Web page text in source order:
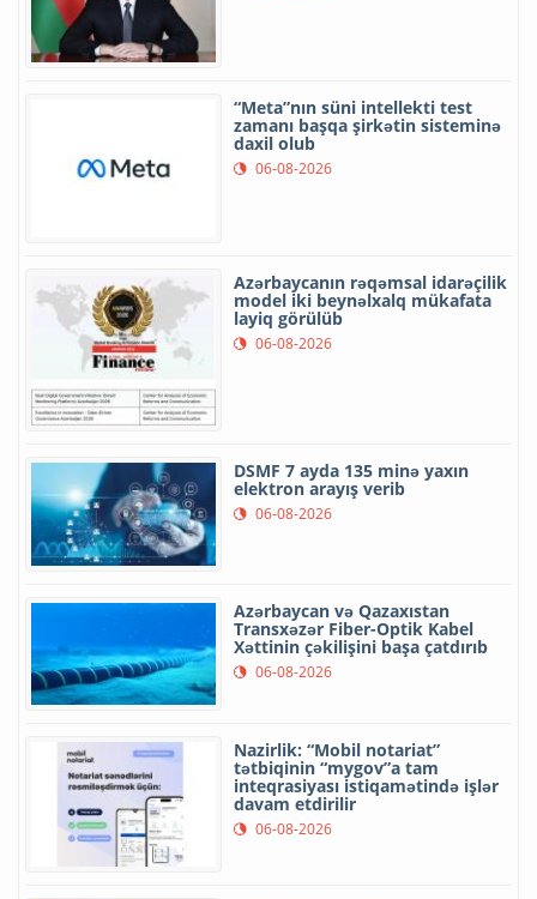
“Meta”nın süni intellekti test
zamanı başqa şirkətin sisteminə
daxil olub
06-08-2026
Azərbaycanın rəqəmsal idarəçilik
model iki beynəlxalq mükafata
layiq görülüb
06-08-2026
DSMF 7 ayda 135 minə yaxın
elektron arayış verib
06-08-2026
Azərbaycan və Qazaxıstan
Transxəzər Fiber-Optik Kabel
Xəttinin çəkilişini başa çatdırıb
06-08-2026
Nazirlik: “Mobil notariat”
tətbiqinin “mygov”a tam
inteqrasiyası istiqamətində işlər
davam etdirilir
06-08-2026